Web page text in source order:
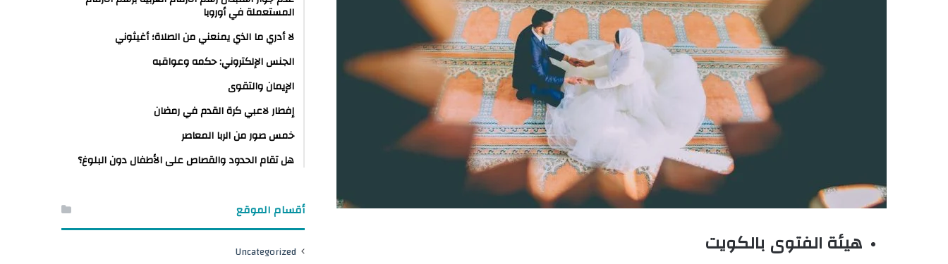
هيئة الفتوى بالكويت
المستعملة في أوروبا
لا أدري ما الذي يمنعني من الصلاة؛ أغيثوني
الجنس الإلكتروني: حكمه وعواقبه
الإيمان والتقوى
إفطار لاعبي كرة القدم في رمضان
خمس صور من الربا المعاصر
هل تقام الحدود والقصاص على الأطفال دون البلوغ؟
أقسام الموقع
Uncategorized